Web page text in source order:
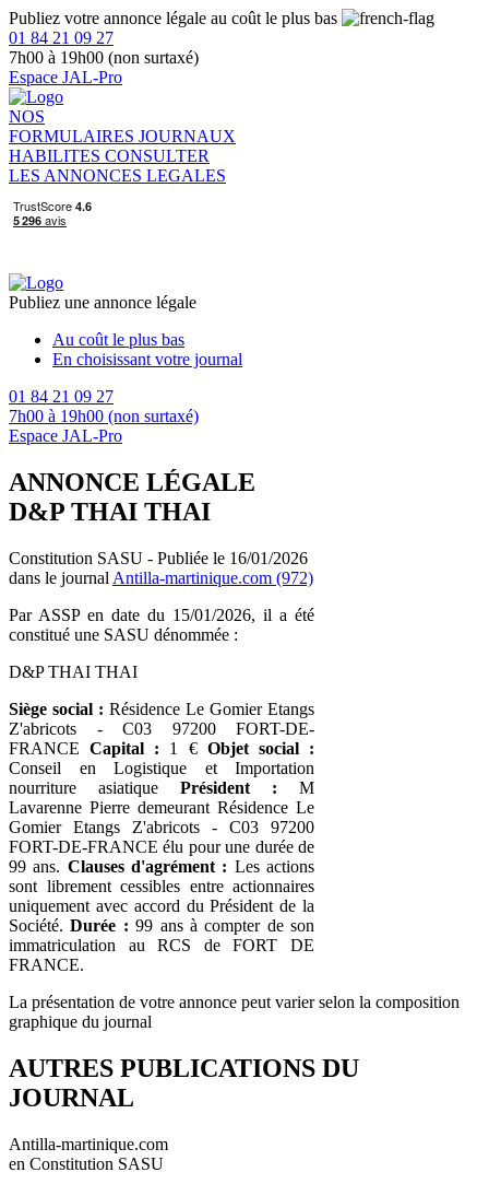
Publiez votre annonce légale au coût le plus bas
01 84 21 09 27
7h00 à 19h00 (non surtaxé)
Espace JAL-Pro
NOS
FORMULAIRES JOURNAUX
HABILITES CONSULTER
LES ANNONCES LEGALES
Publiez une annonce légale
Au coût le plus bas
En choisissant votre journal
01 84 21 09 27
7h00 à 19h00 (non surtaxé)
Espace JAL-Pro
ANNONCE LÉGALE
D&P THAI THAI
Constitution SASU - Publiée le 16/01/2026
dans le journal Antilla-martinique.com (972)
Par ASSP en date du 15/01/2026, il a été
constitué une SASU dénommée :
D&P THAI THAI
Siège social : Résidence Le Gomier Etangs
Z'abricots - C03 97200 FORT-DE-
FRANCECapital : 1 € Objet social :
Conseil en Logistique et Importation
nourriture asiatique Président : M
Lavarenne Pierre demeurant Résidence Le
Gomier Etangs Z'abricots - C03 97200
FORT-DE-FRANCE élu pour une durée de
99 ans. Clauses d'agrément : Les actions
sont librement cessibles entre actionnaires
uniquement avec accord du Président de la
Société.Durée : 99 ans à compter de son
immatriculation au RCS de FORT DE
FRANCE.
La présentation de votre annonce peut varier selon la composition
graphique du journal
AUTRES PUBLICATIONS DU
JOURNAL
Antilla-martinique.com
en Constitution SASU